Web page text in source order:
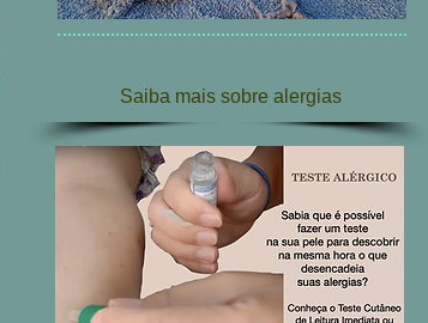
Saiba mais sobre alergias